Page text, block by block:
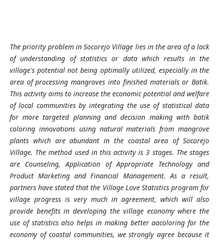
The priority problem in Socorejo Village lies in the area ofa lack
of understanding of statistics or data which results in the
village's potential not being optimally utilized, especially in the
area ofprocessing mangroves into finished materials or Batik.
This activity aims to increase the economic potential and welfare
of local communities by integrating the use of statistical data
for more targeted planning and decision making with batik
coloring innovations using natural materials from mangrove
plants which are abundant in the coastal area ofSocorejo
Village. The method used in this activity is 3 stages. The stages
are Counseling, Application of Appropriate Technology and
Product Marketing and Financial Management. As a result,
partners have stated that the Village Love Statistics program for
village progress is very much in agreement, which will also
provide benefits in developing the village economy where the
use of statistics also helps in making better aacoloring for the
economy of coastal communities, we strongly agree because it